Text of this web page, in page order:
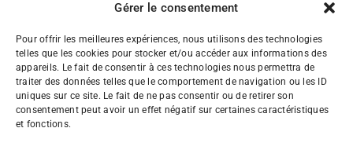
Gérer le consentement
Pour offrir les meilleures expériences, nous utilisons des technologies
telles que les cookies pour stocker et/ou accéder aux informations des
appareils. Le fait de consentir à ces technologies nous permettra de
traiter des données telles que le comportement de navigation ou les ID
uniques sur ce site. Le fait de ne pas consentir ou de retirer son
consentement peut avoir un effet négatif sur certaines caractéristiques
et fonctions.
Vous aimez cet article ? Partagez-le !
FacebookLinkedIn